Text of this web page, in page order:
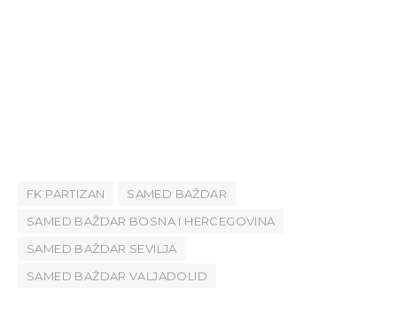
FK PARTIZAN
SAMED BAŽDAR
SAMED BAŽDAR BOSNA I HERCEGOVINA
SAMED BAŽDAR SEVILJA
SAMED BAŽDAR VALJADOLID